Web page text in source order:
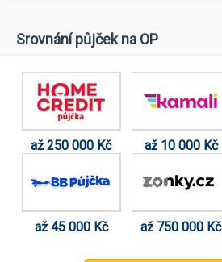
Srovnání půjček na OP
až 250 000 Kč až 10 000 Kč
až 45 000 Kč až 750 000 Kč